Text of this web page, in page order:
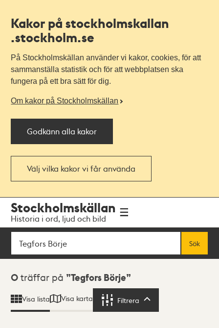
Kakor på stockholmskallan
.stockholm.se
På Stockholmskällan använder vi kakor, cookies, för att
sammanställa statistik och för att webbplatsen ska
fungera på ett bra sätt för dig.
Om kakor på Stockholmskällan
Godkänn alla kakor
Välj vilka kakor vi får använda
navigationen
huvudinnehållet
Stockholmskällan
Historia i ord, ljud och bild
Sök
Sök
Sökresultat
0 träffar på Tegfors Börje
Visa lista Visa karta Filtrera